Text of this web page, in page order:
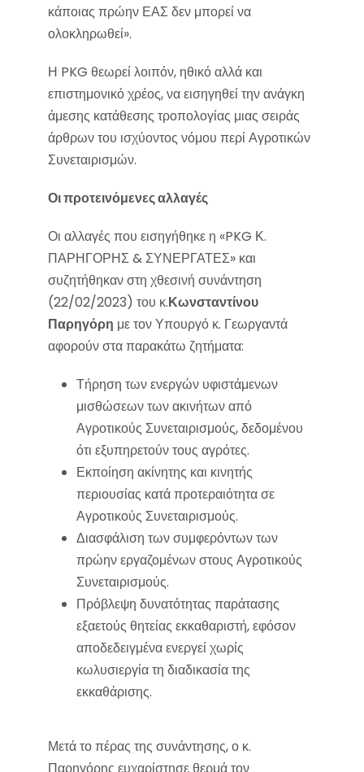
κάποιας πρώην ΕΑΣ δεν μπορεί να
ολοκληρωθεί».
Η PKG θεωρεί λοιπόν, ηθικό αλλά και
επιστημονικό χρέος, να εισηγηθεί την ανάγκη
άμεσης κατάθεσης τροπολογίας μιας σειράς
άρθρων του ισχύοντος νόμου περί Αγροτικών
Συνεταιρισμών.
Οι προτεινόμενες αλλαγές
Οι αλλαγές που εισηγήθηκε η «PKG Κ.
ΠΑΡΗΓΟΡΗΣ & ΣΥΝΕΡΓΑΤΕΣ» και
συζητήθηκαν στη χθεσινή συνάντηση
(22/02/2023) του κ.Κωνσταντίνου
Παρηγόρη με τον Υπουργό κ. Γεωργαντά
αφορούν στα παρακάτω ζητήματα:
Τήρηση των ενεργών υφιστάμενων
μισθώσεων των ακινήτων από
Αγροτικούς Συνεταιρισμούς, δεδομένου
ότι εξυπηρετούν τους αγρότες.
Εκποίηση ακίνητης και κινητής
περιουσίας κατά προτεραιότητα σε
Αγροτικούς Συνεταιρισμούς.
Διασφάλιση των συμφερόντων των
πρώην εργαζομένων στους Αγροτικούς
Συνεταιρισμούς.
Πρόβλεψη δυνατότητας παράτασης
εξαετούς θητείας εκκαθαριστή, εφόσον
αποδεδειγμένα ενεργεί χωρίς
κωλυσιεργία τη διαδικασία της
εκκαθάρισης.
Μετά το πέρας της συνάντησης, ο κ.
Παρηγόρης ευχαρίστησε θερμά τον